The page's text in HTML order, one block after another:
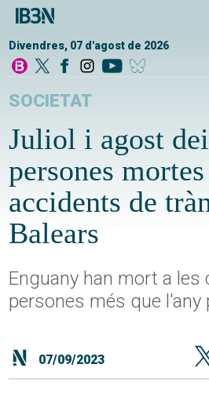
Divendres, 07 d'agost de 2026
SOCIETAT
Juliol i agost
persones
accidents de
Balears
Enguany han mort a les
persones més que l'any
07/09/2023